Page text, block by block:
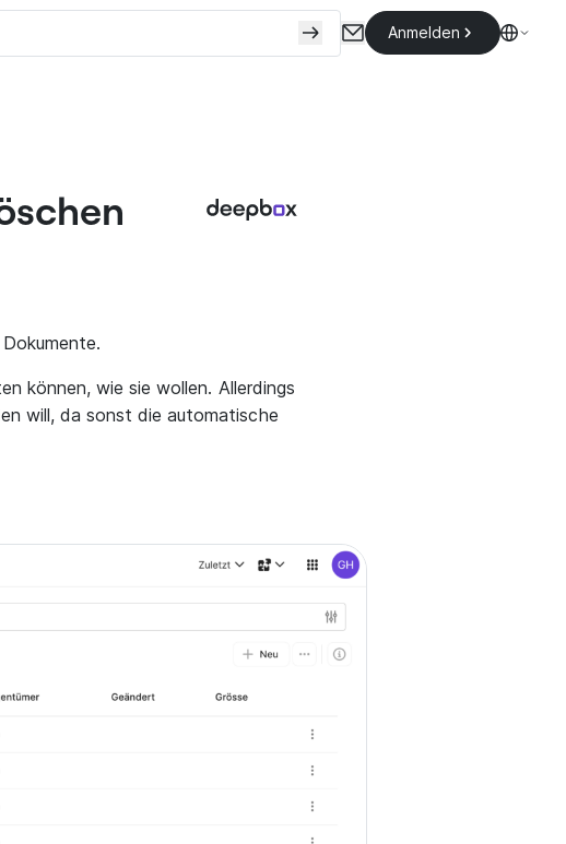
Anmelden
können, wie sie wollen. Allerdings
will, da sonst die automatische